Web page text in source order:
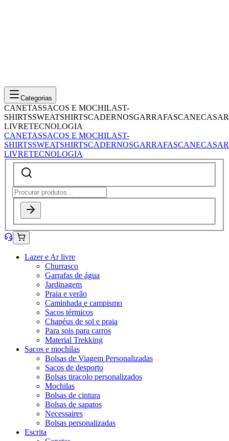
Categorias
CANETASSACOS E MOCHILAST-
SHIRTSSWEATSHIRTSCADERNOSGARRAFASCANECASAR
LIVRETECNOLOGIA
CANETASSACOS E MOCHILAST-
SHIRTSSWEATSHIRTSCADERNOSGARRAFASCANECASAR
LIVRETECNOLOGIA
Lazer e Ar livre
Churrasco
Garrafas de água
Jardinagem
Praia e verão
Caminhada e campismo
Sacos térmicos
Chapéus de sol e praia
Para sois para carros
Material Trekking
Sacos e mochilas
Bolsas de Viagem Personalizadas
Sacos de desporto
Bolsas tiracolo personalizados
Mochilas
Bolsas de cintura
Bolsas de sapatos
Necessaires
Bolsas personalizadas
Escrita